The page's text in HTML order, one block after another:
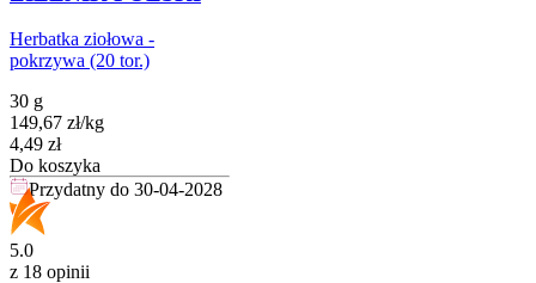
Herbatka ziołowa -
pokrzywa (20 tor.)
30 g
149,67 zł/kg
Cena
4,49 zł
Do koszyka
Przydatny do 30-04-2028
5.0
z 18 opinii